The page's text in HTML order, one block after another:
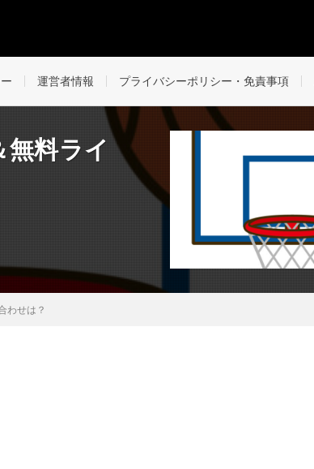
運営者情報 プライバシーポリシー・免責事項
無料ライ
わせは？